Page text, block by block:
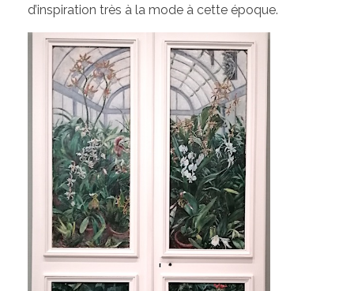
d’inspiration très à la mode à cette époque.